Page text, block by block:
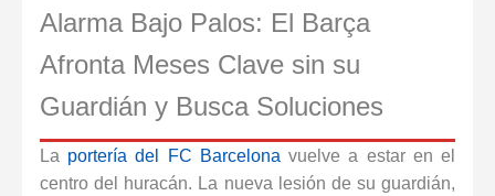
Alarma Bajo Palos: El Barça
Afronta Meses Clave sin su
Guardián y Busca Soluciones
La portería del FC Barcelona vuelve a estar en el
centro del huracán. La nueva lesión de su guardián,